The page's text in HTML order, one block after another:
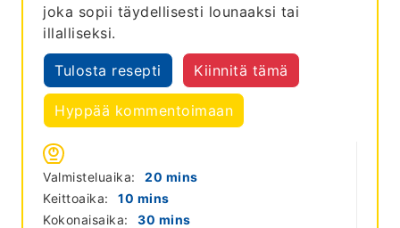
joka sopii täydellisesti lounaaksi tai
illalliseksi.
Tulosta resepti Kiinnitä tämä
Hyppää kommentoimaan
Valmisteluaika: 20 minutes
mins
Keittoaika:
10 minutes
mins
Kokonaisaika:
30 minutes
mins